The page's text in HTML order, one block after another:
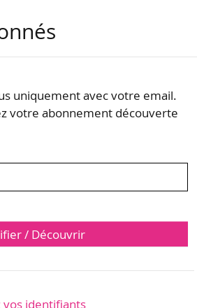
uniquement avec votre email.
votre abonnement découverte
/ Découvrir
vos identifiants